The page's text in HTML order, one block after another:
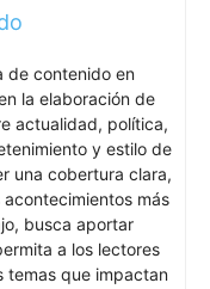
de contenido en
la elaboración de
actualidad, política,
y estilo de
una cobertura clara,
más
busca aportar
a los lectores
temas que impactan